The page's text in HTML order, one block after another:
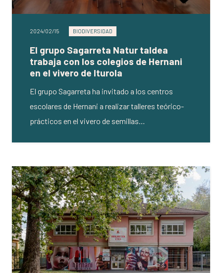
2024/02/15 BIODIVERSIDAD
El grupo Sagarreta Natur taldea
trabaja con los colegios de Hernani
en el vivero de Iturola
El grupo Sagarreta ha invitado a los centros
escolares de Hernani a realizar talleres teórico-
prácticos en el vivero de semillas…